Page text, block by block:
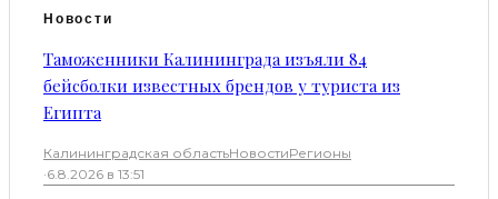
Новости
Таможенники Калининграда изъяли 84
бейсболки известных брендов у туриста из
Египта
Калининградская областьНовостиРегионы
·6.8.2026 в 13:51